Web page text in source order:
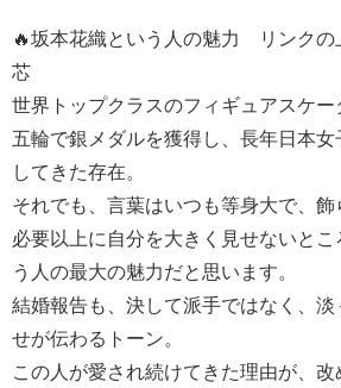
🔥坂本花織という人の魅力 リンクの
芯
世界トップクラスのフィギュアスケー
五輪で銀メダルを獲得し、長年日本女
してきた存在。
それでも、言葉はいつも等身大で、飾
必要以上に自分を大きく見せないと
う人の最大の魅力だと思います。
結婚報告も、決して派手ではなく、
せが伝わるトーン。
この人が愛され続けてきた理由が、